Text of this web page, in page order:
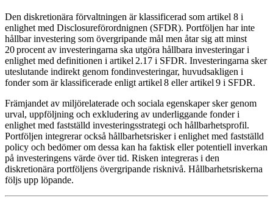
Den diskretionära förvaltningen är klassificerad som artikel 8 i
enlighet med Disclosureförordnignen (SFDR). Portföljen har inte
hållbar investering som övergripande mål men åtar sig att minst
20 procent av investeringarna ska utgöra hållbara investeringar i
enlighet med definitionen i artikel 2.17 i SFDR. Investeringarna sker
uteslutande indirekt genom fondinvesteringar, huvudsakligen i
fonder som är klassificerade enligt artikel 8 eller artikel 9 i SFDR.
Främjandet av miljörelaterade och sociala egenskaper sker genom
urval, uppföljning och exkludering av underliggande fonder i
enlighet med fastställd investeringsstrategi och hållbarhetsprofil.
Portföljen integrerar också hållbarhetsrisker i enlighet med fastställd
policy och bedömer om dessa kan ha faktisk eller potentiell inverkan
på investeringens värde över tid. Risken integreras i den
diskretionära portföljens övergripande risknivå. Hållbarhetsriskerna
följs upp löpande.